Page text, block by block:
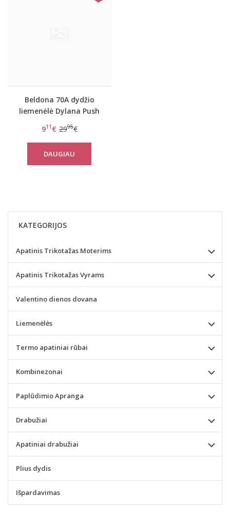
Beldona 70A dydžio
liemenėlė Dylana Push
911 € 2995€
DAUGIAU
KATEGORIJOS
Apatinis Trikotažas Moterims
Apatinis Trikotažas Vyrams
Valentino dienos dovana
Liemenėlės
Termo apatiniai rūbai
Kombinezonai
Paplūdimio Apranga
Drabužiai
Apatiniai drabužiai
Plius dydis
Išpardavimas